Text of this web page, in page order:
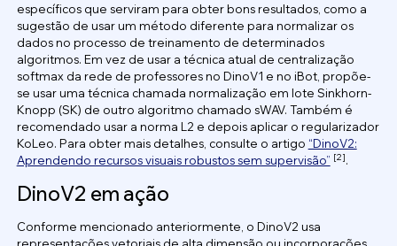
específicos que serviram para obter bons resultados, como a
sugestão de usar um método diferente para normalizar os
dados no processo de treinamento de determinados
algoritmos. Em vez de usar a técnica atual de centralização
softmax da rede de professores no DinoV1 e no iBot, propõe-
se usar uma técnica chamada normalização em lote Sinkhorn-
Knopp (SK) de outro algoritmo chamado sWAV. Também é
recomendado usar a norma L2 e depois aplicar o regularizador
KoLeo. Para obter mais detalhes, consulte o artigo “DinoV2:
Aprendendo recursos visuais robustos sem supervisão” [2].
DinoV2 em ação
Conforme mencionado anteriormente, o DinoV2 usa
representações vetoriais de alta dimensão ou incorporações